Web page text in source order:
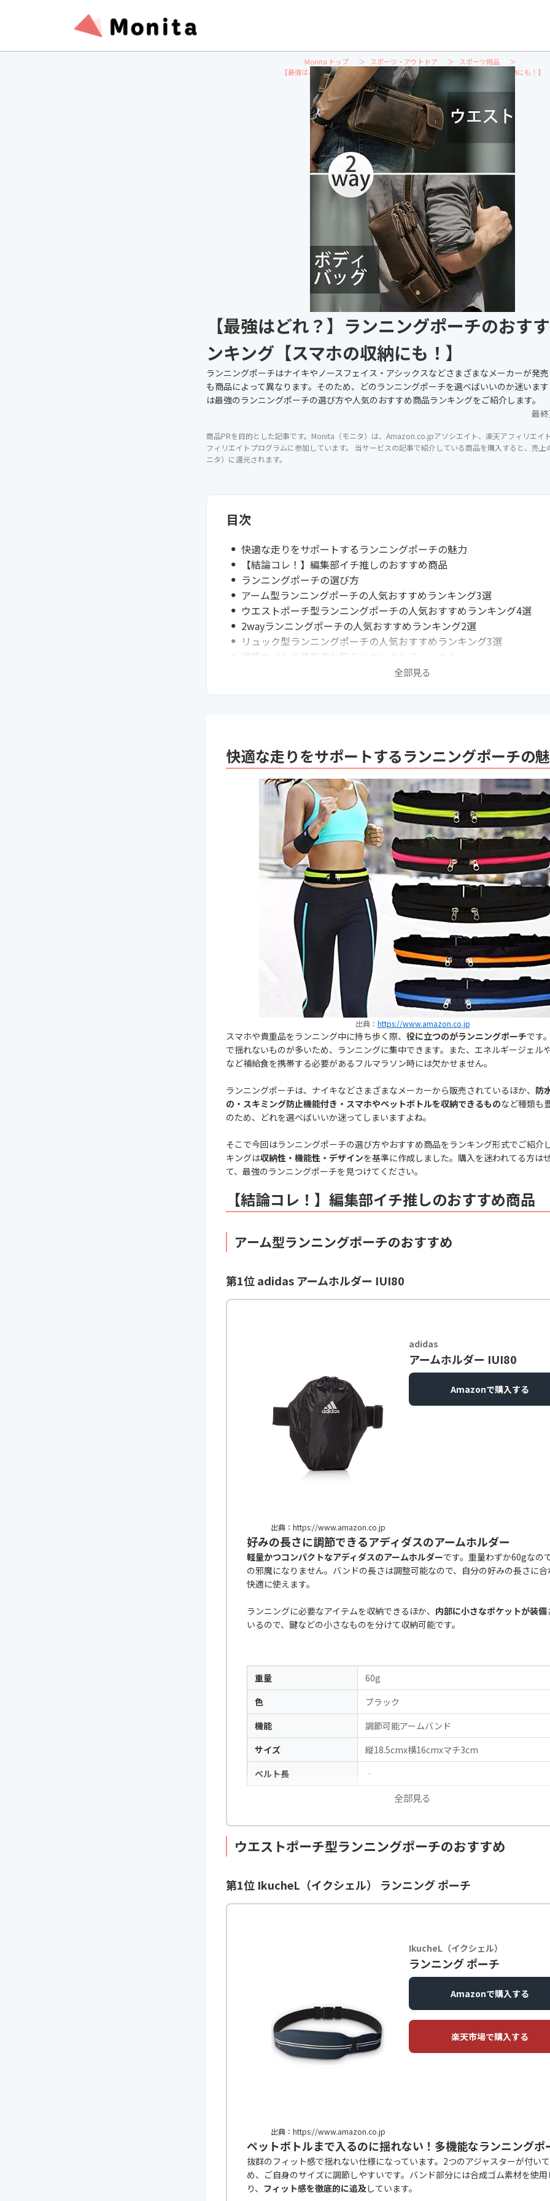
Monita トップ スポーツ・アウトドア
スポーツ用品
【最強はどれ？】ランニングポーチのおすすめ人気ランキング【スマホの収納にも！】
【最強はどれ？】ランニングポーチのおす
ンキング【スマホの収納にも！】
ランニングポーチはナイキやノースフェイス・アシックスなどさまざまなメーカーが発
も商品によって異なります。そのため、どのランニングポーチを選べばいいのか迷いま
は最強のランニングポーチの選び方や人気のおすすめ商品ランキングをご紹介します。
最
商品PRを目的とした記事です。Monita（モニタ）は、Amazon.co.jpアソシエイト、楽天アフィリエイ
フィリエイトプログラムに参加しています。 当サービスの記事で紹介している商品を購入すると、売
ニタ）に還元されます。
目次
快適な走りをサポートするランニングポーチの魅力
【結論コレ！】編集部イチ推しのおすすめ商品
ランニングポーチの選び方
アーム型ランニングポーチの人気おすすめランキング3選
ウエストポーチ型ランニングポーチの人気おすすめランキング4選
2wayランニングポーチの人気おすすめランキング2選
リュック型ランニングポーチの人気おすすめランキング3選
通販サイトの最新売れ筋ランキングもチェック！
交通系ICカードやスマートウォッチを使えば荷物がかさばらない
全部見る
快適な走りをサポートするランニングポーチの
出典： https://www.amazon.co.jp
スマホや貴重品をランニング中に持ち歩く際、 役に立つのがランニングポーチです
で揺れないものが多いため、ランニングに集中できます。また、エネルギージェル
など補給食を携帯する必要があるフルマラソン時には欠かせません。
ランニングポーチは、ナイキなどさまざまなメーカーから販売されているほか、 防
の・スキミング防止機能付き・スマホやペットボトルを収納できるものなど種類も
のため、どれを選べばいいか迷ってしまいますよね。
そこで今回はランニングポーチの選び方やおすすめ商品をランキング形式でご紹介
キングは収納性・機能性・デザインを基準に作成しました。購入を迷われてる方は
て、最強のランニングポーチを見つけてください。
【結論コレ！】編集部イチ推しのおすすめ商品
アーム型ランニングポーチのおすすめ
第1位 adidas アームホルダー IUI80
出典：https://www.amazon.co.jp
adidas
アームホルダー IUI80
Amazonで購入する
好みの長さに調節できるアディダスのアームホルダー
軽量かつコンパクトなアディダスのアームホルダーです。重量わずか60gなの
の邪魔になりません。バンドの長さは調整可能なので、自分の好みの長さに
快適に使えます。
ランニングに必要なアイテムを収納できるほか、 内部に小さなポケットが装備
いるので、鍵などの小さなものを分けて収納可能です。
重量
60g
色
ブラック
機能
調節可能アームバンド
サイズ
縦18.5cmx横16cmxマチ3cm
ベルト長
‐
全部見る
ウエストポーチ型ランニングポーチのおすすめ
第1位 IkucheL（イクシェル） ランニング ポーチ
出典：https://www.amazon.co.jp
IkucheL（イクシェル）
ランニング ポーチ
Amazonで購入する
楽天市場で購入する
ペットボトルまで入るのに揺れない！多機能なランニングポ
抜群のフィット感で揺れない仕様になっています。2つのアジャスターが付い
め、ご自身のサイズに調節しやすいです。バンド部分には合成ゴム素材を使
り、 フィット感を徹底的に追及しています。